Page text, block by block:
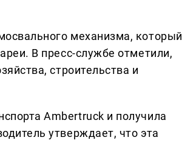
механизма, который
В пресс-службе отметили,
строительства и
Ambertruck и получила
утверждает, что эта